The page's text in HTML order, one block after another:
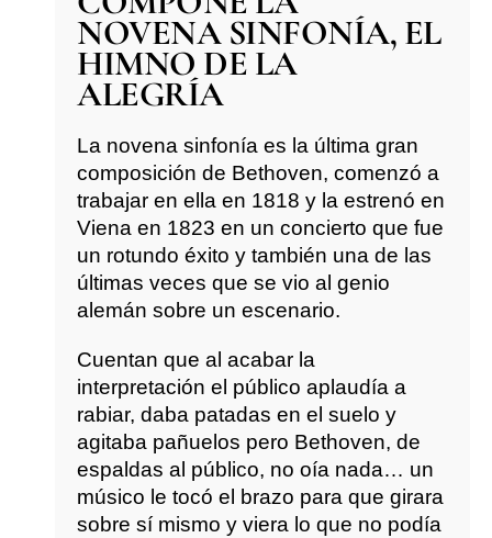
NOVENA SINFONÍA, EL
HIMNO DE LA
ALEGRÍA
La novena sinfonía es la última gran
composición de Bethoven, comenzó a
trabajar en ella en 1818 y la estrenó en
Viena en 1823 en un concierto que fue
un rotundo éxito y también una de las
últimas veces que se vio al genio
alemán sobre un escenario.
Cuentan que al acabar la
interpretación el público aplaudía a
rabiar, daba patadas en el suelo y
agitaba pañuelos pero Bethoven, de
espaldas al público, no oía nada… un
músico le tocó el brazo para que girara
sobre sí mismo y viera lo que no podía